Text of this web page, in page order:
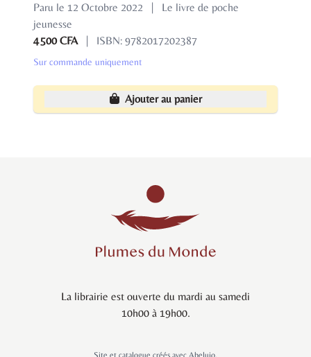
Paru le 12 Octobre 2022 |
Le livre de poche
jeunesse
4 500 CFA
| ISBN: 9782017202387
Sur commande uniquement
Ajouter au panier
La librairie est ouverte du mardi au samedi
10h00 à 19h00.
Site et catalogue créés avec Abelujo,